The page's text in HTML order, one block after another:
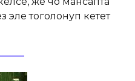
эле тоголонуп кетет